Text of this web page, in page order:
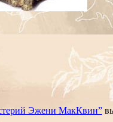
Эжени МакКвин”